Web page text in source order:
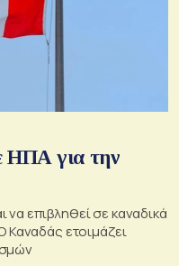
ΗΠΑ για την
επιβληθεί σε καναδικά
Καναδάς ετοιμάζει